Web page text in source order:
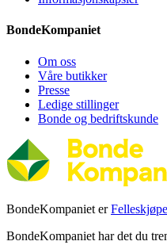
BondeKompaniet
Om oss
Våre butikker
Presse
Ledige stillinger
Bonde og bedriftskunde
BondeKompaniet er
BondeKompaniet har det du